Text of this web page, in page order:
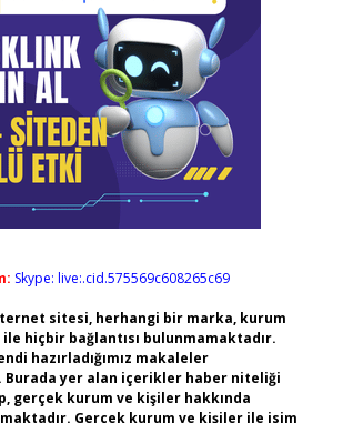
Skype: live:.cid.575569c608265c69
sitesi, herhangi bir marka, kurum
hiçbir bağlantısı bulunmamaktadır.
hazırladığımız makaleler
Burada yer alan içerikler haber niteliği
gerçek kurum ve kişiler hakkında
Gerçek kurum ve kişiler ile isim